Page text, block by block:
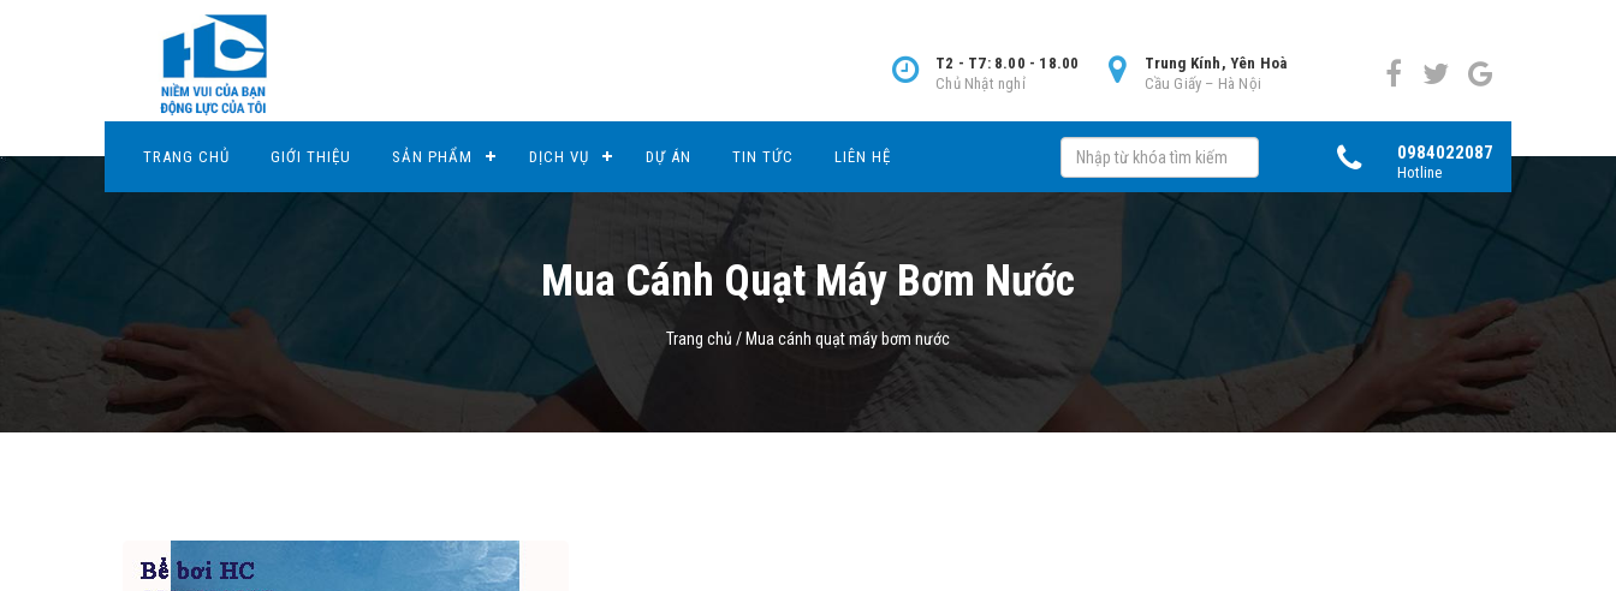
Trung Kính, Yên Hoà
Cầu Giấy – Hà Nội
T2 - T7: 8.00 - 18.00
Chủ Nhật nghỉ
TRANG CHỦ GIỚI THIỆU SẢN PHẨM DỊCH VỤ DỰ ÁN TIN TỨC LIÊN HỆ 0984022087
Hotline
Mua Cánh Quạt Máy Bơm Nước
Trang chủ / Mua cánh quạt máy bơm nước